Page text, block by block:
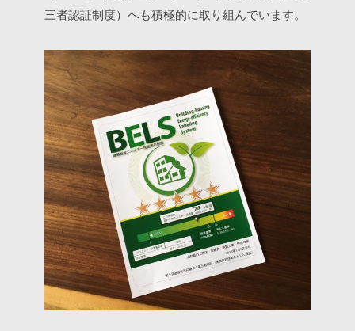
三者認証制度）へも積極的に取り組んでいます。